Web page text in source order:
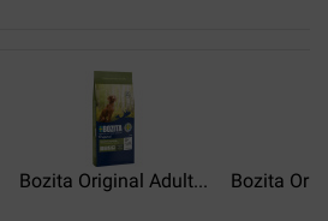
Bozita Original Adult... Bozita